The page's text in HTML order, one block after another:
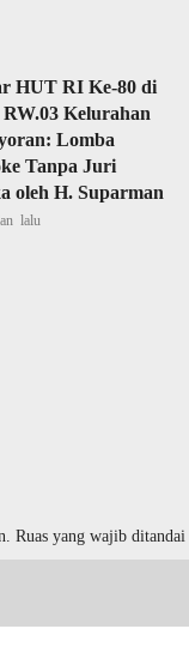
HUT RI Ke-80 di
RW.03 Kelurahan
Lomba
Tanpa Juri
oleh H. Suparman
lalu
Ruas yang wajib ditandai